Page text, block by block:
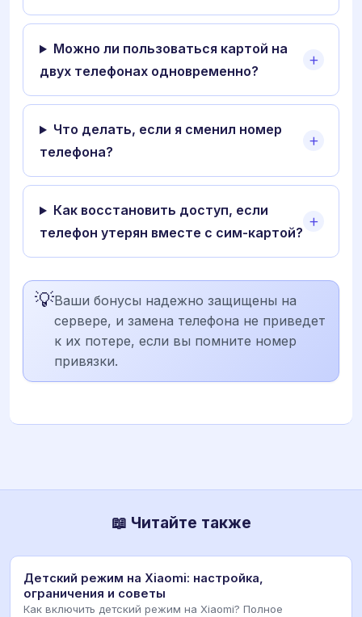
Можно ли пользоваться картой на
двух телефонах одновременно?
Что делать, если я сменил номер
телефона?
Как восстановить доступ, если
телефон утерян вместе с сим-картой?
💡Ваши бонусы надежно защищены на
сервере, и замена телефона не приведет
к их потере, если вы помните номер
привязки.
📖 Читайте также
Детский режим на Xiaomi: настройка,
ограничения и советы
Как включить детский режим на Xiaomi? Полное